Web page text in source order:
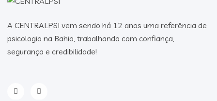
A CENTRALPSI vem sendo há 12 anos uma referência de
psicologia na Bahia, trabalhando com confiança,
segurança e credibilidade!